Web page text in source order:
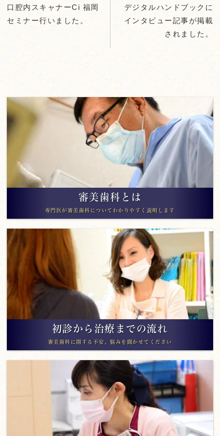
口腔内スキャナーCi 福岡
セミナー行いました。
デジタルハンドブックに
インタビュー記事が掲載
されました。
審美歯科とは
専門医が審美歯科についてわかりやすく説明します
初診から治療までの流れ
審美歯科に関する不安、悩みを聞かせてください